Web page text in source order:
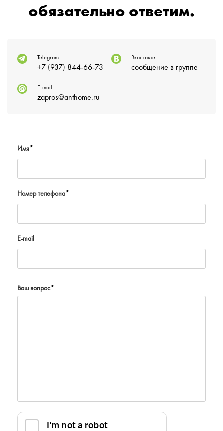
обязательно ответим.
Telegram
+7 (937) 844-66-73
Вконтакте
сообщение в группе
E-mail
zapros@anthome.ru
Имя*
Номер телефона*
E-mail
Ваш вопрос*